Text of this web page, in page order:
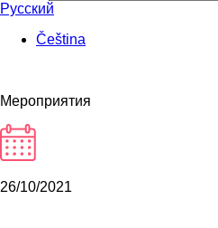
Русский
Čeština
Мероприятия
26/10/2021